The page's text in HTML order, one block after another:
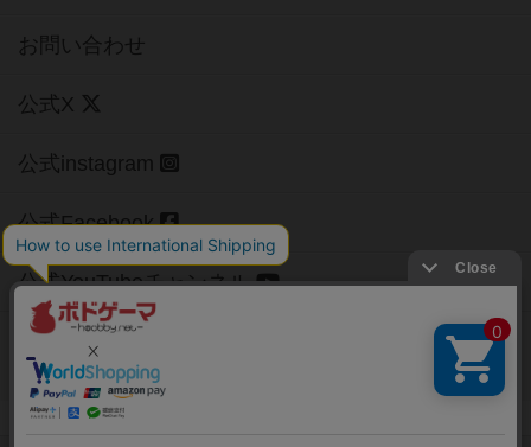
お問い合わせ
公式X
公式instagram
公式Facebook
公式YouTubeチャンネル